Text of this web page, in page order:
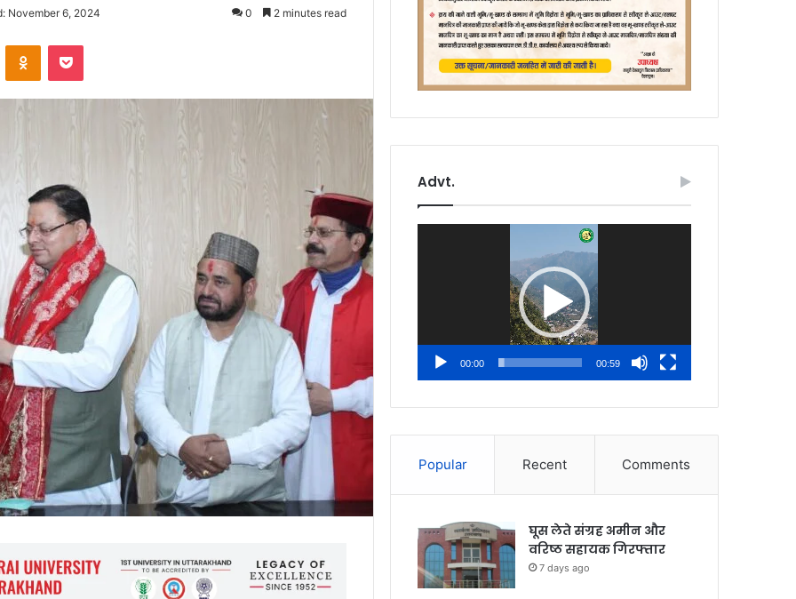
November 6, 2024 0 2 minutes read
Advt.
00:00 00:59
Popular Recent Comments
घूस लेते संग्रह अमीन और
वरिष्ठ सहायक गिरफ्तार
7 days ago